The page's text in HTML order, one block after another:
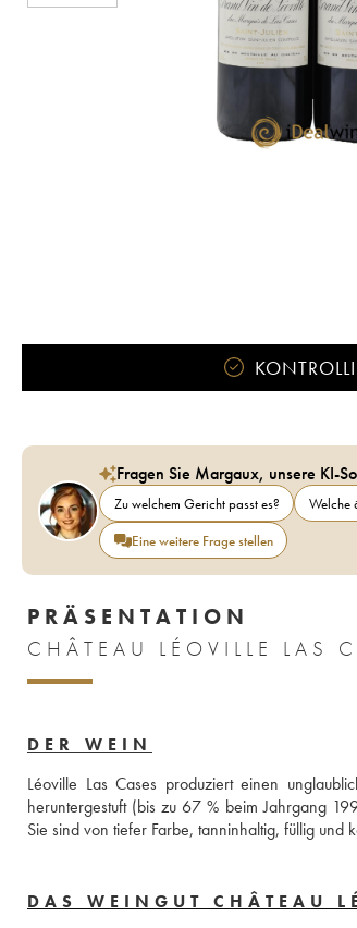
Fragen Sie Margaux, unsere KI-
Zu welchem Gericht passt es? Welche
Eine weitere Frage stellen
PRÄSENTATION
DER WEIN
Léoville Las Cases produziert einen
heruntergestuft (bis zu 67 % beim Jahrgang
Sie sind von tiefer Farbe, tanninhaltig, füllig und
DAS WEINGUT CHÂTEAU